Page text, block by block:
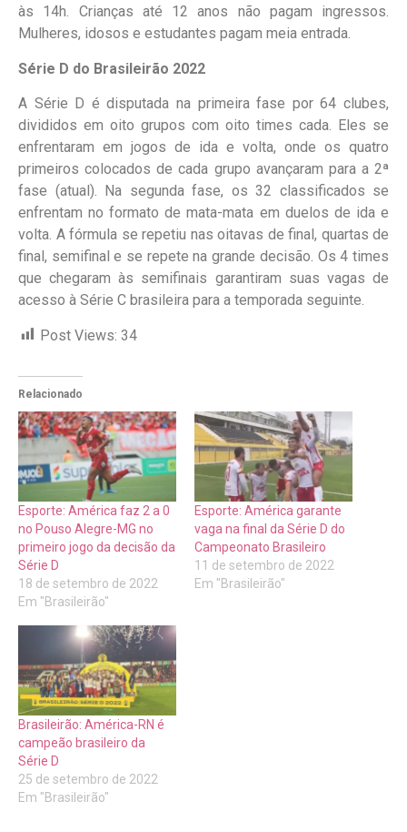
às 14h. Crianças até 12 anos não pagam ingressos.
Mulheres, idosos e estudantes pagam meia entrada.
Série D do Brasileirão 2022
A Série D é disputada na primeira fase por 64 clubes,
divididos em oito grupos com oito times cada. Eles se
enfrentaram em jogos de ida e volta, onde os quatro
primeiros colocados de cada grupo avançaram para a 2ª
fase (atual). Na segunda fase, os 32 classificados se
enfrentam no formato de mata-mata em duelos de ida e
volta. A fórmula se repetiu nas oitavas de final, quartas de
final, semifinal e se repete na grande decisão. Os 4 times
que chegaram às semifinais garantiram suas vagas de
acesso à Série C brasileira para a temporada seguinte.
Post Views: 34
Relacionado
Esporte: América faz 2 a 0
no Pouso Alegre-MG no
primeiro jogo da decisão da
Série D
18 de setembro de 2022
Em "Brasileirão"
Esporte: América garante
vaga na final da Série D do
Campeonato Brasileiro
11 de setembro de 2022
Em "Brasileirão"
Brasileirão: América-RN é
campeão brasileiro da
Série D
25 de setembro de 2022
Em "Brasileirão"